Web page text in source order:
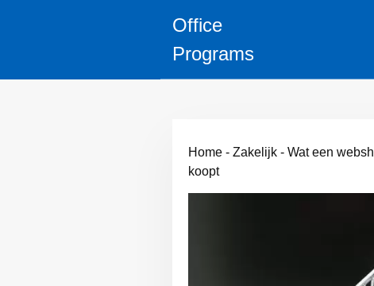
Office
Programs
Home- Zakelijk- Wat een
koopt